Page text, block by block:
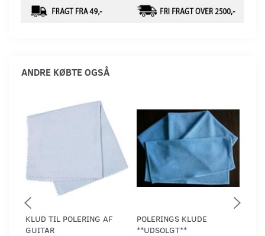
ANDRE KØBTE OGSÅ
KLUD TIL POLERING AF
GUITAR
POLERINGS KLUDE
**UDSOLGT**